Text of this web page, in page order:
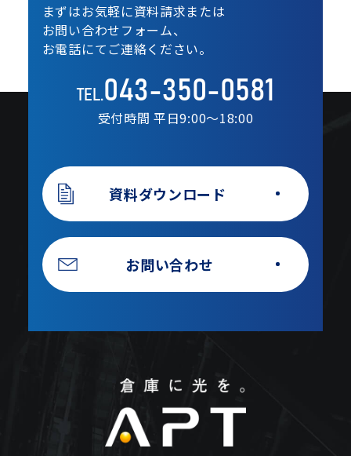
まずはお気軽に資料請求または
お問い合わせフォーム、
お電話にてご連絡ください。
TEL.043-350-0581
受付時間 平日9:00〜18:00
資料ダウンロード
お問い合わせ